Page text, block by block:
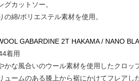
グカットソー。
の綿/ポリエステル素材を使用。
GABARDINE 2T HAKAMA / NANO
着用
かな風合いのウール素材を使用したクロッ
ュームのある膝上から裾にかけてフレアし